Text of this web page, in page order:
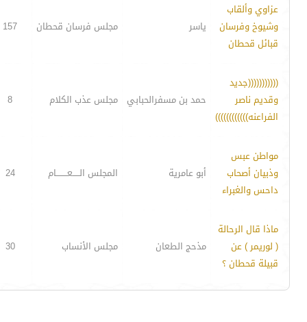
عزاوي وألقاب
وشيوخ وفرسان
قبائل قحطان
ياسر مجلس فرسان قحطان 157
(((((((((((جديد
وقديم ناصر
الفراعنه))))))))))))
حمد بن مسفرالحبابي مجلس عذب الكلام 8
مواطن عبس
وذبيان أصحاب
داحس والغبراء
أبو عامرية المجلس الـــــعــــــــام 24
ماذا قال الرحالة
( لوريمر ) عن
قبيلة قحطان ؟
مذحج الطعان مجلس الأنساب 30